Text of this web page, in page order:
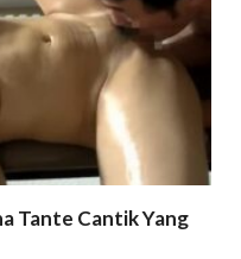
Tante Cantik Yang